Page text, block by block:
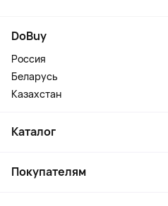
DoBuy
Россия
Беларусь
Казахстан
Каталог
Ноутбуки, мониторы, VR
Покупателям